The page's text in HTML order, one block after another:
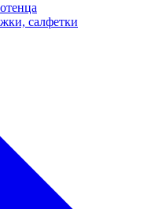
салфетки